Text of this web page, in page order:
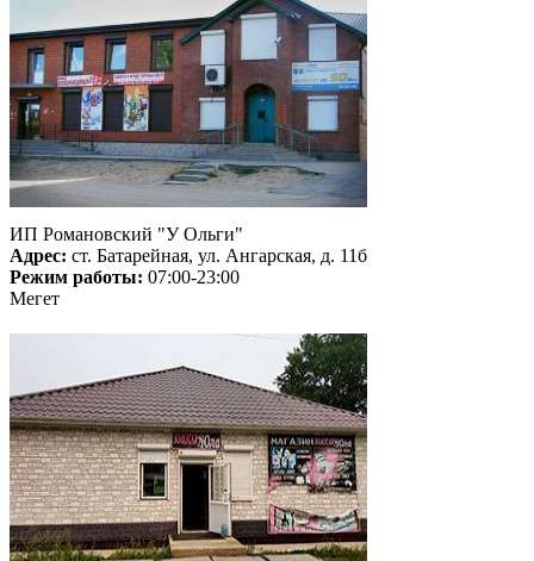
ИП Романовский "У Ольги"
Адрес: ст. Батарейная, ул. Ангарская, д. 11б
Режим работы: 07:00-23:00
Мегет